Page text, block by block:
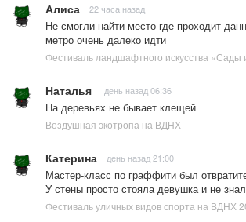
Алиса 22 часа назад
Не смогли найти место где проходит
метро очень далеко идти
Фестиваль ландшафтного искусства «Сады
Наталья день назад 06:36
На деревьях не бывает клещей
Воздушная экотропа на ВДНХ
Катерина день назад 21:00
Мастер-класс по граффити был
У стены просто стояла девушка и не
Фестиваль уличных видов спорта на ВДНХ